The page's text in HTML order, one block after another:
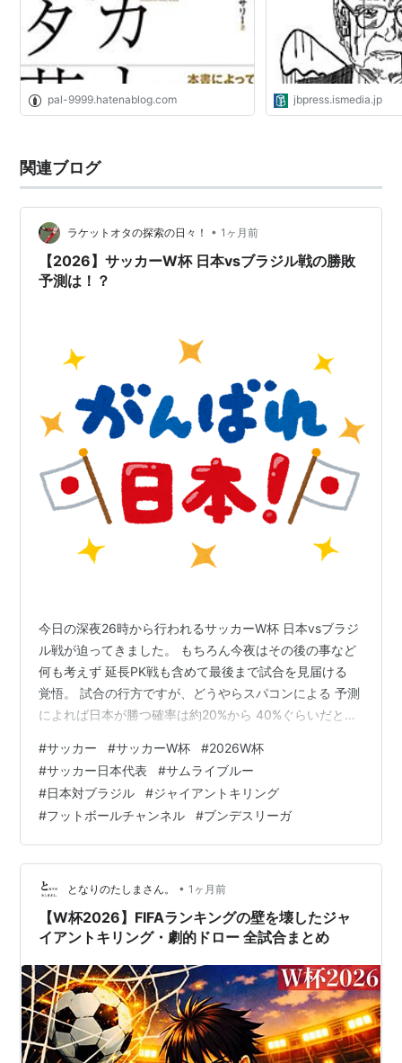
URL
http://www3.nhk.or.jp/anime/giantkilling/
ジャイアントキリング じゃいあんときりんぐ】
原作綱本将也
漫画ツジトモ
「ジャイアント・キリング」（GIANT KILLING）とはサ
ッカー用語で「大物食い、金星」の意味。実力的には下
のチームが格上に勝利すること。
かつて選手として活躍したETU(イーストトウキョウユ
ナイテッド)に監督となって舞い戻った達海猛と、彼が
成長させる選手たちの物語。
講談社 週刊モーニング 2007年no.6より連載開始
原作者は週刊モーニング掲載の「U-31」と同じ人
「このマンガがすごい！2009」 ランキング オトコ
編３位
2010年、NHKのBSでアニメーションになった。
http://www9.nhk.or.jp/anime/giantkilling/
GIANT KILLING(1) (モーニング
KC)
作者:ツジトモ,綱本将也
出版社/メーカー:講談社
発売日:
2007/04/23
メディア:コミック
この商品を含むブログ (313件) を見る
pal-9999.hatenablog.com jbpress.ismedia.jp
関連ブログ
ラケットオタの探索の日々！ • 1ヶ月前
【2026】サッカーW杯 日本vsブラジル戦の勝敗
予測は！？
今日の深夜26時から行われるサッカーW杯 日本vsブラジ
ル戦が迫ってきました。 もちろん今夜はその後の事など
何も考えず 延長PK戦も含めて最後まで試合を見届ける
覚悟。 試合の行方ですが、どうやらスパコンによる 予測
によれば日本が勝つ確率は約20%から 40%ぐらいだと
勝利の女神がどちらに微笑むのかだいぶ 変わってきそう
ですが、出来たら前半0-0で 折り返して、後半に日本お
得意の猛攻で勝負 をかけるパターンで、なんとか延長PK
には いかず勝ち切れたらいいんですが。 勝負の世界は甘
くなく、そうそう思い通りの 展開になんてならないとは
思うのです…
#サッカー #サッカーW杯 #2026W杯
#サッカー日本代表 #サムライブルー
#日本対ブラジル #ジャイアントキリング
#フットボールチャンネル #ブンデスリーガ
となりのたしまさん。 • 1ヶ月前
【W杯2026】FIFAランキングの壁を壊したジャ
イアントキリング・劇的ドロー 全試合まとめ